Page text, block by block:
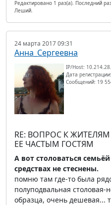
Редактировано 1 раз(а). Последний
Леший.
24 марта 2017 09:31
Анна_Сергеевна
IP/Host:
Дата
Сообщений: 19
RE: ВОПРОС К
ЕЕ ЧАСТЫМ ГОСТЯМ
А вот столоваться
средствах не стеснены.
помню там где-то была
полуподвальная столовая-
образца, очень дешевая...